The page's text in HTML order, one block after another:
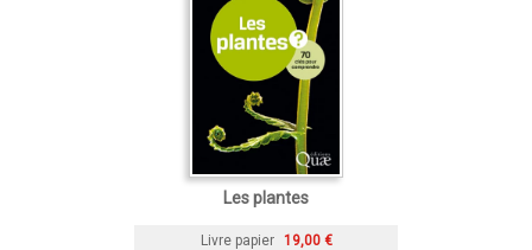
Les plantes
Livre papier 19,00 €